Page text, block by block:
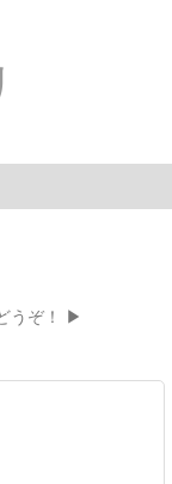
うぞ！ ▶